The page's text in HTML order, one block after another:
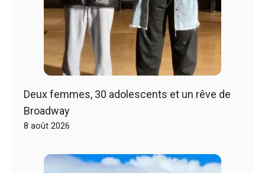
Deux femmes, 30 adolescents et un rêve de
Broadway
8 août 2026